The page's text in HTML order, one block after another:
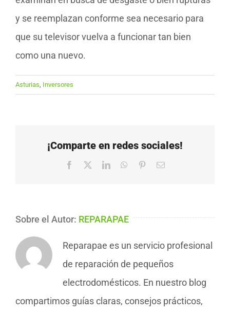
y se reemplazan conforme sea necesario para
que su televisor vuelva a funcionar tan bien
como una nuevo.
Asturias Inversores
¡Comparte en redes sociales!
Facebook LinkedInWhatsApp
PinterestCorreo
Sobre el Autor: REPARAPAE
Reparapae es un servicio profesional
de reparación de pequeños
electrodomésticos. En nuestro blog
compartimos guías claras, consejos prácticos,